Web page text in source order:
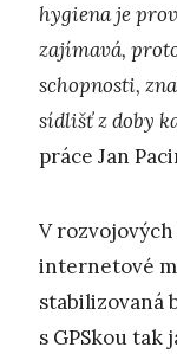
hygiena je
zajímavá,
schopnosti,
sídlišť z doby
práce Jan
V
internetové
stabilizovaná
s GPSkou tak